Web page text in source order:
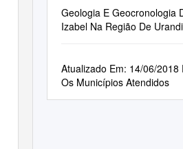
Geologia E Geocronologia
Izabel Na Região De
Atualizado Em: 14/06/2018
Os Municípios Atendidos